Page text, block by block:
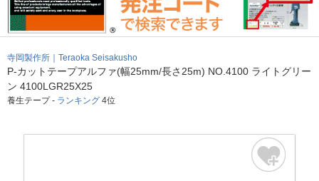
寺岡製作所｜Teraoka Seisakusho
P-カットテープアルファ(幅25mm/長さ25m) NO.4100 ライトグリー
ン 4100LGR25X25
養生テープ - ランキング 4位